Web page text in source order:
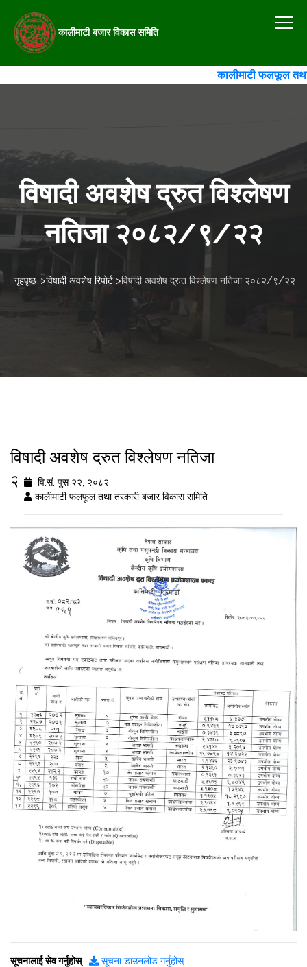
कालीमाटी बजार विकास समिति
कालीमाटी फलफूल तथा
विषादी अवशेष द्रुत विश्लेषण
नतिजा २०८२/९/२२
गृहपृष्ठ >विषादी अवशेष रिपोर्ट>विषादी अवशेष द्रुत विश्लेषण नतिजा २०८२/९/२२
विषादी अवशेष द्रुत विश्लेषण नतिजा
२०८२/९/२२
वि.सं. पुस २२, २०८२
कालीमाटी फलफूल तथा तरकारी बजार विकास समिति
सूचनालाई सेव गर्नुहोस्: सूचना डाउनलोड गर्नुहोस्